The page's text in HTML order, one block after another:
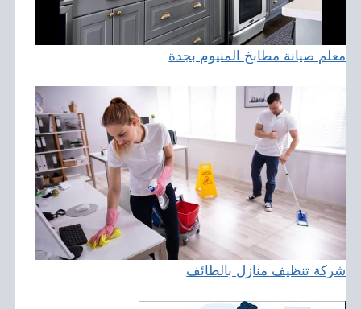
معلم صيانة مطابخ المنيوم بجدة
شركة تنظيف منازل بالطائف